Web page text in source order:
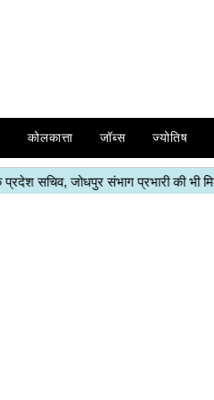
कोलकात्ता जॉब्स ज्योतिष